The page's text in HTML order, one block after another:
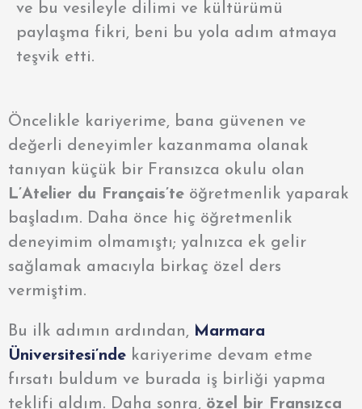
ve bu vesileyle dilimi ve kültürümü
paylaşma fikri, beni bu yola adım atmaya
teşvik etti.
Öncelikle kariyerime, bana güvenen ve
değerli deneyimler kazanmama olanak
tanıyan küçük bir Fransızca okulu olan
L’Atelier du Français’te öğretmenlik yaparak
başladım. Daha önce hiç öğretmenlik
deneyimim olmamıştı; yalnızca ek gelir
sağlamak amacıyla birkaç özel ders
vermiştim.
Bu ilk adımın ardından, Marmara
Üniversitesi’nde kariyerime devam etme
fırsatı buldum ve burada iş birliği yapma
teklifi aldım. Daha sonra, özel bir Fransızca